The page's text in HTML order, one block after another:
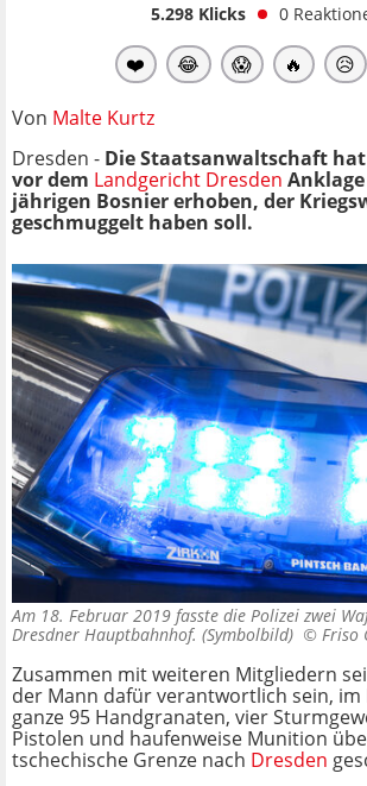
5.298Klicks 0
❤️ 😂 😱 🔥 😥
Von Malte Kurtz
Dresden - Die Staatsanwaltschaft
vor dem Landgericht Dresden
jährigen Bosnier erhoben, der
geschmuggelt haben soll.
Am 18. Februar 2019 fasste die Polizei zwei
Dresdner Hauptbahnhof. (Symbolbild) © Friso
Zusammen mit weiteren Mitgliedern
der Mann dafür verantwortlich sein, im
ganze 95 Handgranaten, vier
Pistolen und haufenweise Munition
tschechische Grenze nach Dresden